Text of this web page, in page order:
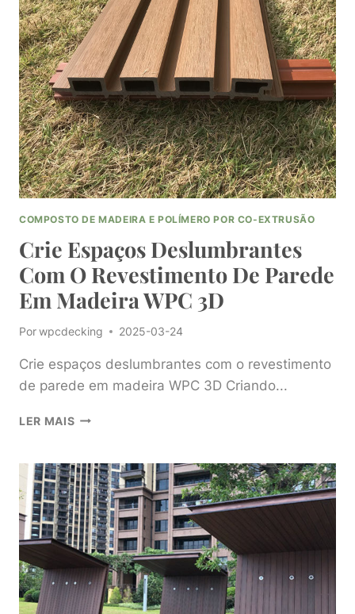
MADEIRA
WPC
PARA
SOLUÇÕES
DE
EXTERIOR
COM
ESTILO
COMPOSTO DE MADEIRA E POLÍMERO POR CO-EXTRUSÃO
Crie Espaços Deslumbrantes
Com O Revestimento De Parede
Em Madeira WPC 3D
Porwpcdecking 2025-03-24
Crie espaços deslumbrantes com o revestimento
de parede em madeira WPC 3D Criando...
LER MAISCRIE
COM
O
REVESTIMENTO
DE
PAREDE
EM
MADEIRA
WPC
3D